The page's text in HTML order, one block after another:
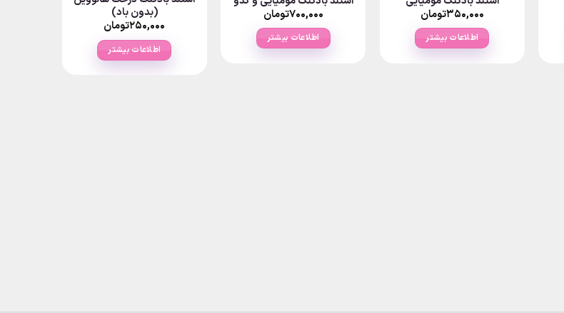
۳۵۰,۰۰۰تومان
اطلاعات بیشتر
۷۰۰,۰۰۰تومان
اطلاعات بیشتر
(بدون باد)
۲۵۰,۰۰۰تومان
اطلاعات بیشتر